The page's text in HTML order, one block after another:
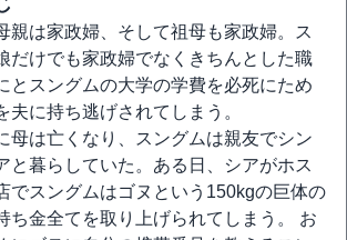
親は家政婦、そして祖母も家政婦。ス
だけでも家政婦でなくきちんとした職
とスングムの大学の学費を必死にため
夫に持ち逃げされてしまう。
母は亡くなり、スングムは親友でシン
と暮らしていた。ある日、シアがホス
でスングムはゴヌという150kgの巨体の
ち金全てを取り上げられてしまう。 お